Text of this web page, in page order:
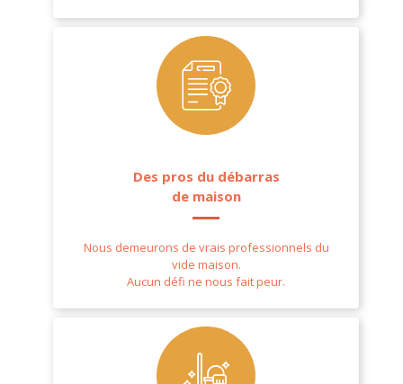
Des pros du débarras
de maison
Nous demeurons de vrais professionnels du
vide maison.
Aucun défi ne nous fait peur.